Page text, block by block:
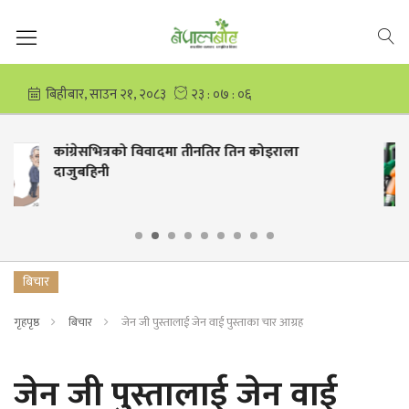
चुलिदैं महंगीः २०० नाघ्यो पेट्रोल,
बिचार
गृहपृष्ठ बिचार जेन जी पुस्तालाई जेन वाई पुस्ताका चार आग्रह
जेन जी पुस्तालाई जेन वाई